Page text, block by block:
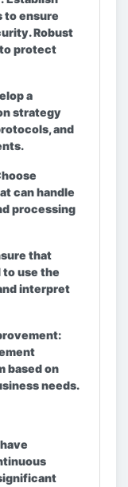
to ensure
Robust
protect
a
strategy
and
can handle
processing
that
use the
interpret
based on
needs.